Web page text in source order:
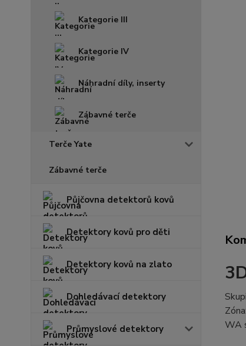
Kategorie III
Kategorie IV
Náhradní díly, inserty
Zábavné terče
Terče Yate
Zábavné terče
Půjčovna detektorů kovů
Detektory kovů pro děti
Detektory kovů na zlato
Dohledávací detektory
Průmyslové detektory
WA